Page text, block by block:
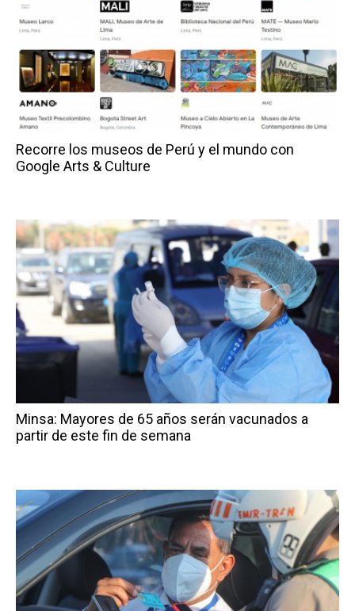
Recorre los museos de Perú y el mundo con
Google Arts & Culture
Minsa: Mayores de 65 años serán vacunados a
partir de este fin de semana